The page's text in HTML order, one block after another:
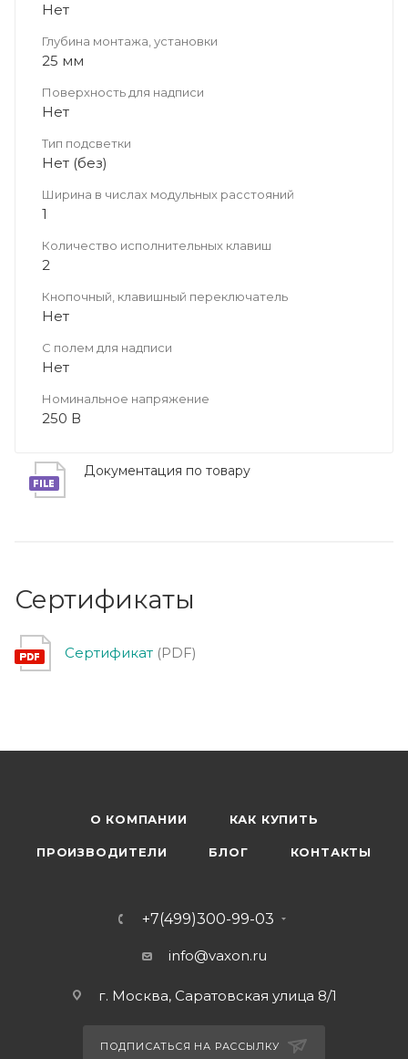
Нет
Глубина монтажа, установки
25 мм
Поверхность для надписи
Нет
Тип подсветки
Нет (без)
Ширина в числах модульных расстояний
1
Количество исполнительных клавиш
2
Кнопочный, клавишный переключатель
Нет
С полем для надписи
Нет
Номинальное напряжение
250 В
Документация по товару
Сертификаты
Сертификат (PDF)
О КОМПАНИИ КАК КУПИТЬ
ПРОИЗВОДИТЕЛИ БЛОГ КОНТАКТЫ
+7(499)300-99-03
info@vaxon.ru
г. Москва, Саратовская улица 8/1
ПОДПИСАТЬСЯ НА РАССЫЛКУ